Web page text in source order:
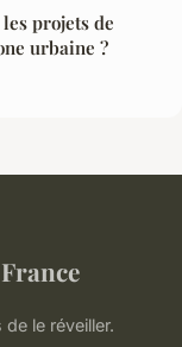
projets de
urbaine ?
le réveiller.